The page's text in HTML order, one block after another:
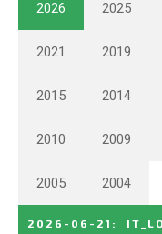
2026 2025
2021 2019
2015 2014
2010 2009
2005 2004
2026-06-21 :